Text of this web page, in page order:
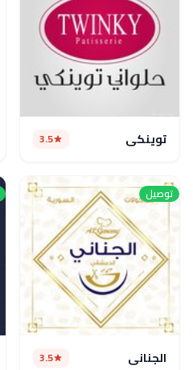
توينكي 3.5
توصيل
الجناني 3.5